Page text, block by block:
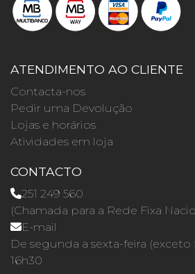
ATENDIMENTO AO CLIENTE
Contacta-nos
Pedir uma Devolução
Lojas e horários
Atividades em loja
CONTACTO
251 249 560
(Chamada para a Rede Fixa
E-mail
De segunda a sexta-feira (exceto
16h30